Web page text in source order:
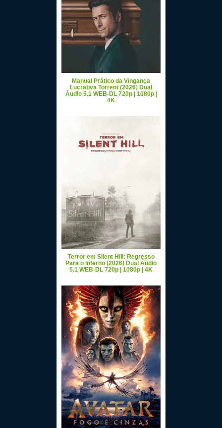
Manual Prático da Vingança
Lucrativa Torrent (2026) Dual
Áudio 5.1 WEB-DL 720p | 1080p |
4K
Terror em Silent Hill: Regresso
Para o Inferno (2026) Dual Áudio
5.1 WEB-DL 720p | 1080p | 4K